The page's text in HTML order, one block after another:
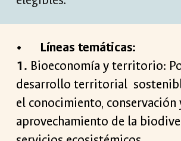
•
Líneas temáticas:
1. Bioeconomía y territorio:
desarrollo territorial
el conocimiento, conservación
aprovechamiento de la